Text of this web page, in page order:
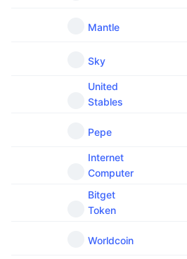
Mantle
Sky
United
Stables
Pepe
Internet
Computer
Bitget
Token
Worldcoin